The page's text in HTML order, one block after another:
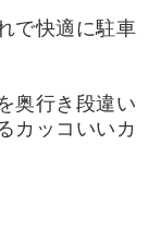
で快適に駐車
奥行き段違い
カッコいいカ